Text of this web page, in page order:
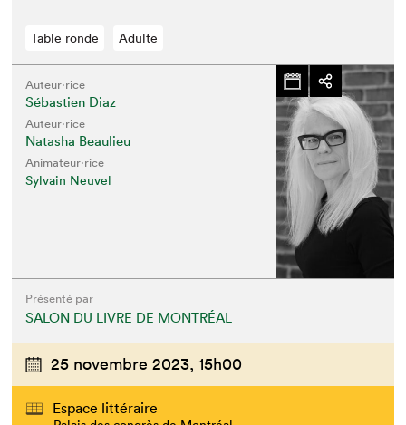
Table ronde Adulte
Auteur·rice
Sébastien Diaz
Auteur·rice
Natasha Beaulieu
Animateur⋅rice
Sylvain Neuvel
Présenté par
SALON DU LIVRE DE MONTRÉAL
25 novembre 2023, 15h00
Espace littéraire